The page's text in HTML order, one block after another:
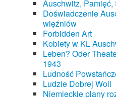
Auschwitz, Pamięć,
Doświadczenie
więźniów
Forbidden Art
Kobiety w KL
Leben? Oder
1943
Ludność
Ludzie Dobrej Woli
Niemieckie plany